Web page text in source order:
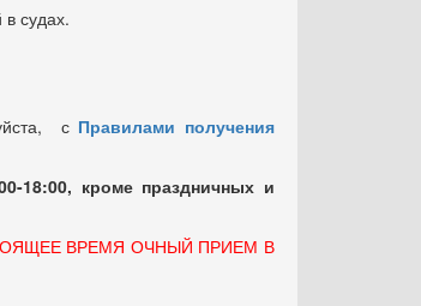
судах.
с Правилами получения
18:00, кроме праздничных и
ВРЕМЯ ОЧНЫЙ ПРИЕМ В